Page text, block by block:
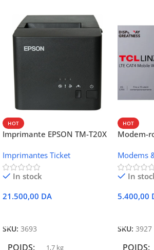
HOT
Imprimante EPSON TM-T20X
Ethernet
Imprimantes Ticket
In stock
21.500,00 DA
SKU: 3693
POIDS 1,7 kg
HOT
Modem-
Modems
In
5.400,00
SKU: 3927
POIDS